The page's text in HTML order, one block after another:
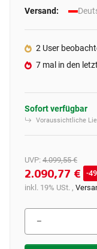
Versand:
2 User
7 mal in den
Sofort verfügbar
Voraussichtliche
UVP: 4.099,55 €
2.090,77 €
inkl. 19% USt. ,